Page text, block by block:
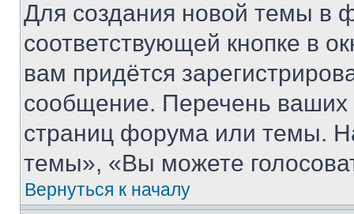
Для создания новой темы в
соответствующей кнопке в
вам придётся
сообщение. Перечень ваших
страниц форума или темы.
темы», «Вы можете
Вернуться к началу